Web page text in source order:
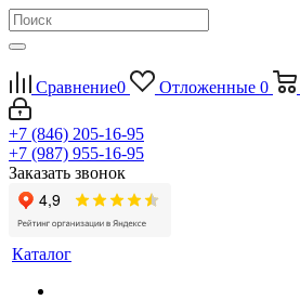
Сравнение0 Отложенные 0
+7 (846) 205-16-95
+7 (987) 955-16-95
Заказать звонок
Каталог